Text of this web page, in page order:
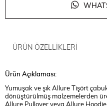
ÜRÜN ÖZELLIKLERI
Ürün Açıklaması:
Yumuşak ve şık Allure Tişört
dönüştürülmüş malzemelerden
Allure Pullover veya Allure